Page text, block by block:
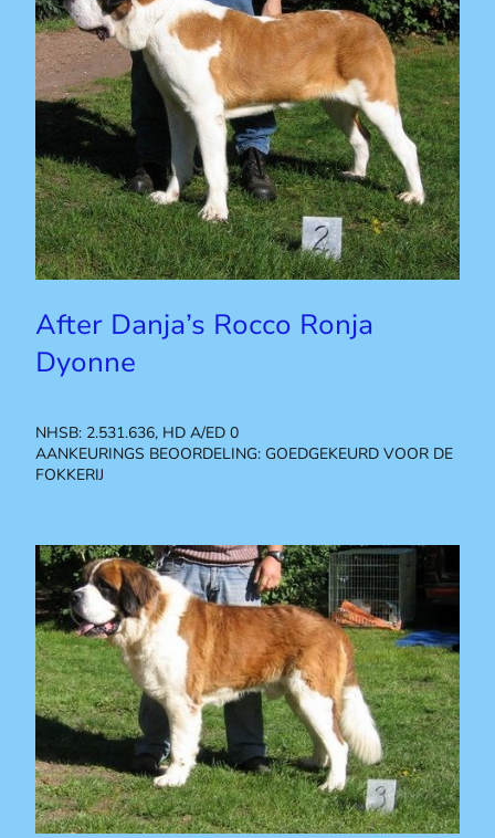
After Danja’s Rocco Ronja
Dyonne
NHSB: 2.531.636, HD A/ED 0
AANKEURINGS BEOORDELING: GOEDGEKEURD VOOR DE
FOKKERIJ